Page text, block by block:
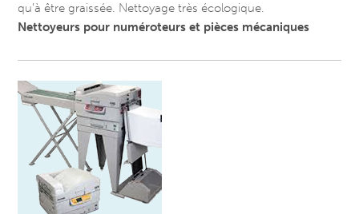
qu’à être graissée. Nettoyage très écologique.
Nettoyeurs pour numéroteurs et pièces mécaniques